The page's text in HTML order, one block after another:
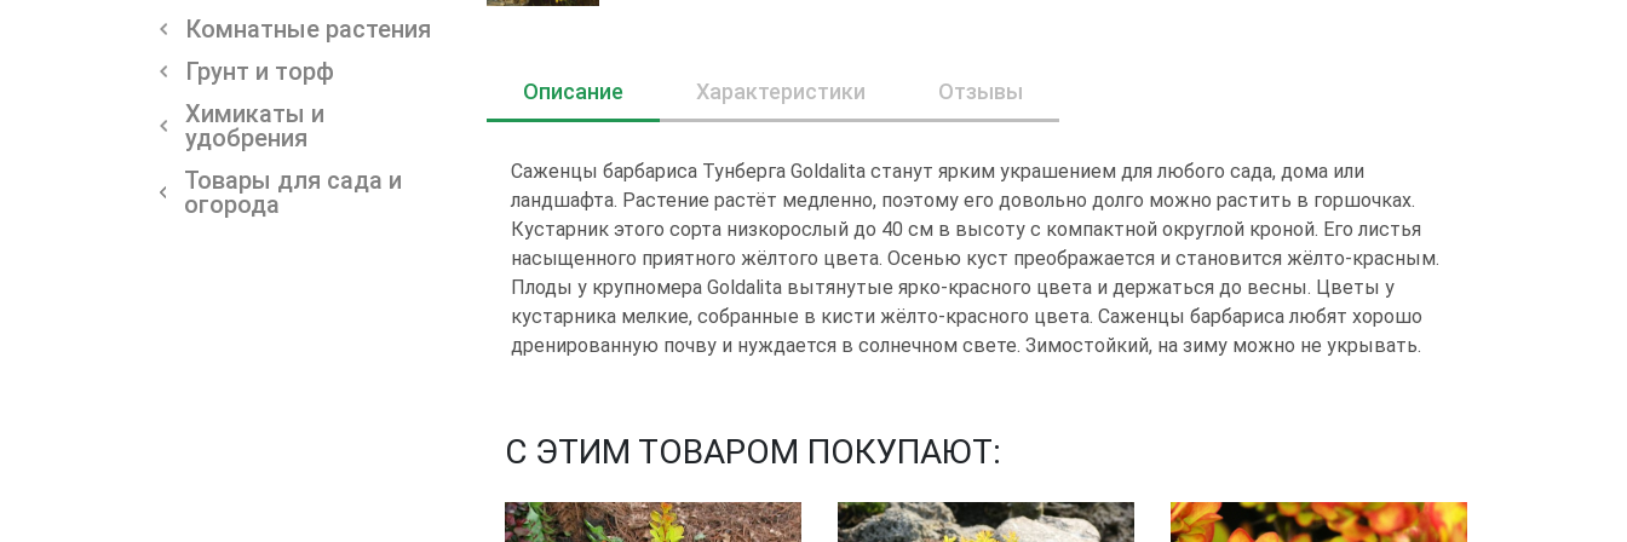
Комнатные растения
Грунт и торф
Химикаты и
удобрения
Товары для сада и
огорода
Описание Характеристики Отзывы
Саженцы барбариса Тунберга Gоldаlitа станут ярким украшением для любого сада, дома или
ландшафта. Растение растёт медленно, поэтому его довольно долго можно растить в горшочках.
Кустарник этого сорта низкорослый до 40 см в высоту с компактной округлой кроной. Его листья
насыщенного приятного жёлтого цвета. Осенью куст преображается и становится жёлто-красным.
Плоды у крупномера Gоldаlitа вытянутые ярко-красного цвета и держаться до весны. Цветы у
кустарника мелкие, собранные в кисти жёлто-красного цвета. Саженцы барбариса любят хорошо
дренированную почву и нуждается в солнечном свете. Зимостойкий, на зиму можно не укрывать.
С ЭТИМ ТОВАРОМ ПОКУПАЮТ: